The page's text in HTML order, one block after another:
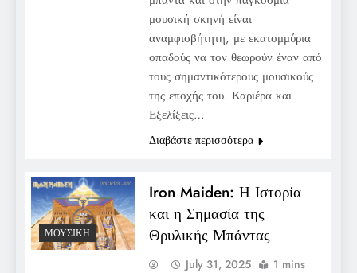
μουσική σκηνή είναι
αναμφισβήτητη, με εκατομμύρια
οπαδούς να τον θεωρούν έναν από
τους σημαντικότερους μουσικούς
της εποχής του. Καριέρα και
Εξελίξεις…
Διαβάστε περισσότερα
ΜΟΥΣΙΚΉ
Iron Maiden: Η Ιστορία
και η Σημασία της
Θρυλικής Μπάντας
July 31, 2025 1 mins